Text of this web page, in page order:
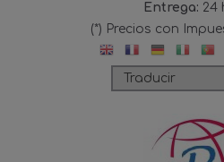
Entrega: 24
(*) Precios con